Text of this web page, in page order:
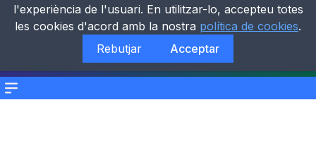
Menu
l'experiència de l'usuari. En utilitzar-lo, accepteu totes
les cookies d'acord amb la nostra política de cookies.
Rebutjar
Acceptar